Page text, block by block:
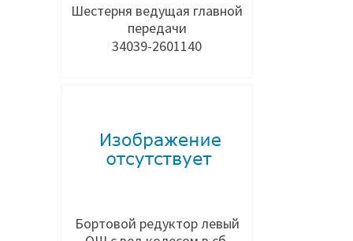
Шестерня ведущая главной
передачи
34039-2601140
Бортовой редуктор левый